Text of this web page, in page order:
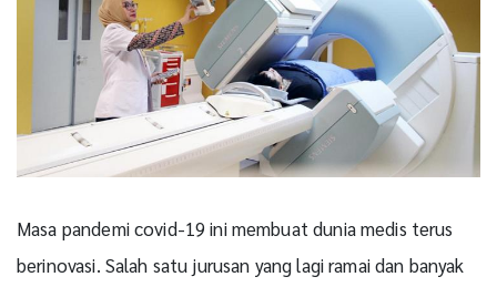
Masa pandemi covid-19 ini membuat dunia medis terus
berinovasi. Salah satu jurusan yang lagi ramai dan banyak